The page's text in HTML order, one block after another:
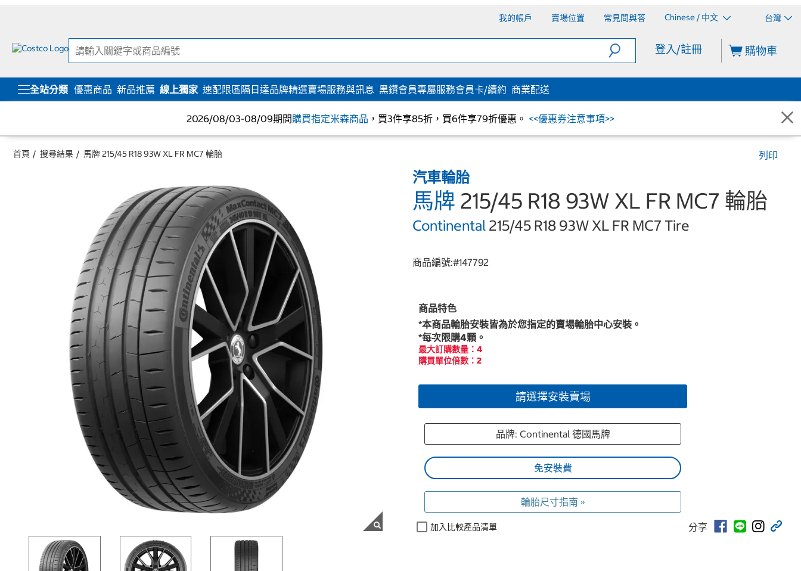
我的帳戶 賣場位置 常見問與答 Chinese / 中文 台灣
登入/註冊 購物車
全站分類 優惠商品 新品推薦 線上獨家 速配限區隔日達品牌精選賣場服務與訊息 黑鑽會員專屬服務會員卡/續約 商業配送
2026/08/03-08/09期間購買指定米森商品 ，買3件享85折，買6件享79折優惠。 <<優惠券注意事項>>
首頁 搜尋結果 馬牌 215/45 R18 93W XL FR MC7 輪胎 列印
汽車輪胎
馬牌 215/45 R18 93W XL FR MC7 輪胎
Continental 215/45 R18 93W XL FR MC7 Tire
商品編號:#147792
商品特色
*本商品輪胎安裝皆為於您指定的賣場輪胎中心安裝。
*每次限購4顆。
最大訂購數量：4
購買單位倍數：2
請選擇安裝賣場
品牌: Continental 德國馬牌
免安裝費
輪胎尺寸指南 »
加入比較產品清單 分享